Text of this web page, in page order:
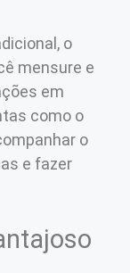
o
mensure e
em
como o
o
e fazer